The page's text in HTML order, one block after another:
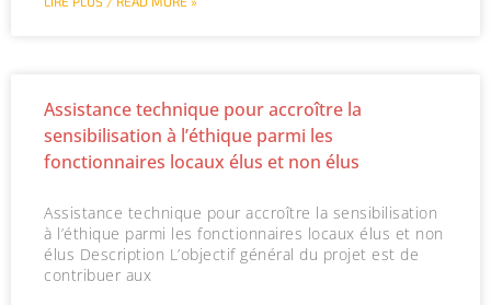
Assistance technique pour accroître la
sensibilisation à l’éthique parmi les
fonctionnaires locaux élus et non élus
Assistance technique pour accroître la sensibilisation
à l’éthique parmi les fonctionnaires locaux élus et non
élus Description L’objectif général du projet est de
contribuer aux